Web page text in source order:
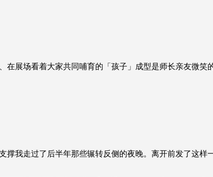
展场看着大家共同哺育的「孩子」成型是师长亲友微笑
撑我走过了后半年那些辗转反侧的夜晚。离开前发了这